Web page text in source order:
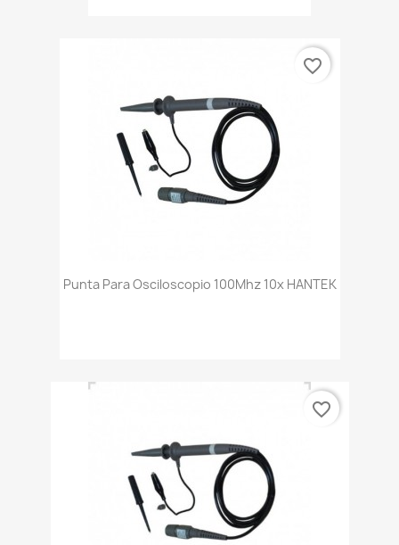
Punta Para Osciloscopio 100Mhz 10x HANTEK
favorite_border
favorite_border